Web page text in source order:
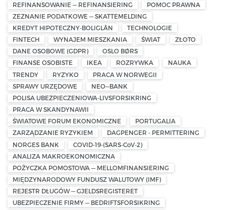
REFINANSOWANIE — REFINANSIERING
POMOC PRAWNA
ZEZNANIE PODATKOWE — SKATTEMELDING
KREDYT HIPOTECZNY-BOLIGLÅN
TECHNOLOGIE
FINTECH
WYNAJEM MIESZKANIA ŚWIAT
ZŁOTO
DANE OSOBOWE (GDPR)
OSLO BØRS
FINANSE OSOBISTE
IKEA ROZRYWKA
NAUKA
TRENDY
RYZYKO
PRACA W NORWEGII
SPRAWY URZĘDOWE
NEO—BANK
POLISA UBEZPIECZENIOWA-LIVSFORSIKRING
PRACA W SKANDYNAWII
ŚWIATOWE FORUM EKONOMICZNE
PORTUGALIA
ZARZĄDZANIE RYZYKIEM
DAGPENGER - PERMITTERING
NORGES BANK
COVID-19-(SARS-CoV-2)
ANALIZA MAKROEKONOMICZNA
POŻYCZKA POMOSTOWA — MELLOMFINANSIERING
MIĘDZYNARODOWY FUNDUSZ WALUTOWY (IMF)
REJESTR DŁUGÓW — GJELDSREGISTERET
UBEZPIECZENIE FIRMY — BEDRIFTSFORSIKRING